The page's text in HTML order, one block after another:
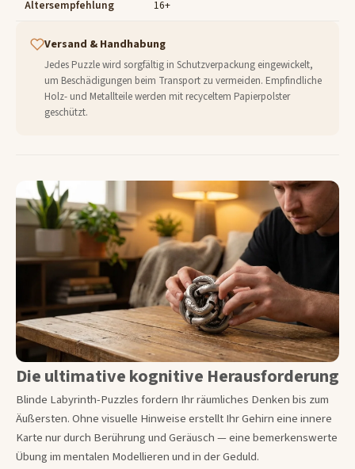
Altersempfehlung 16+
Versand & Handhabung
Jedes Puzzle wird sorgfältig in Schutzverpackung eingewickelt,
um Beschädigungen beim Transport zu vermeiden. Empfindliche
Holz- und Metallteile werden mit recyceltem Papierpolster
geschützt.
Die ultimative kognitive Herausforderung
Blinde Labyrinth-Puzzles fordern Ihr räumliches Denken bis zum
Äußersten. Ohne visuelle Hinweise erstellt Ihr Gehirn eine innere
Karte nur durch Berührung und Geräusch — eine bemerkenswerte
Übung im mentalen Modellieren und in der Geduld.